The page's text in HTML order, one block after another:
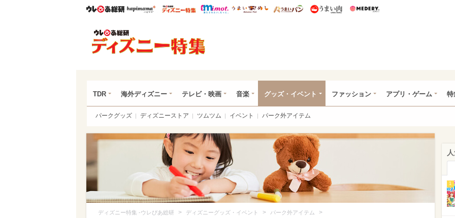
ウレぴあ総研ハピママ* ウレぴあ総研 ディズニー特集
mimot. うまいめし うまいパン うまい肉
TDR 海外ディズニー テレビ・映画 音楽 グッズ・イベント ファッション アプリ・ゲーム 特
パークグッズ ディズニーストア ツムツム イベント パーク外アイテム
ディズニー特集 -ウレぴあ総研 > ディズニーグッズ・イベント > パーク外アイテム >
1